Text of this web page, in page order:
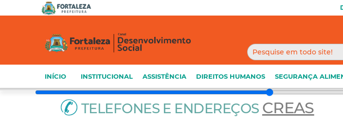
INÍCIO INSTITUCIONAL ASSISTÊNCIA DIREITOS HUMANOS SEGURANÇA
TELEFONES E ENDEREÇOS CREAS